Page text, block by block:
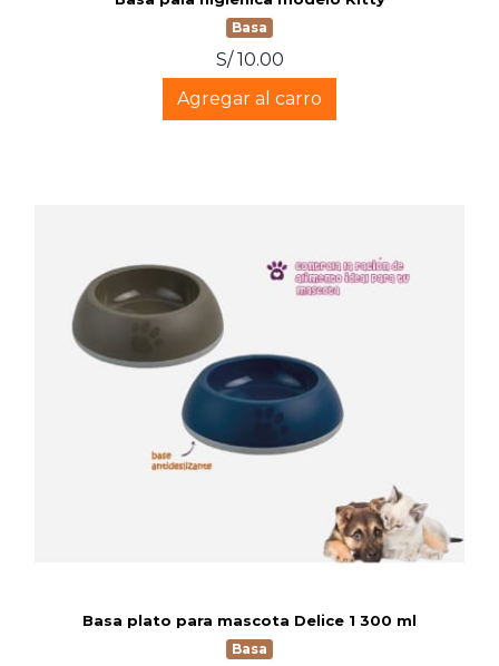
Basa
S/ 10.00
Agregar al carro
Basa plato para mascota Delice 1 300 ml
Basa